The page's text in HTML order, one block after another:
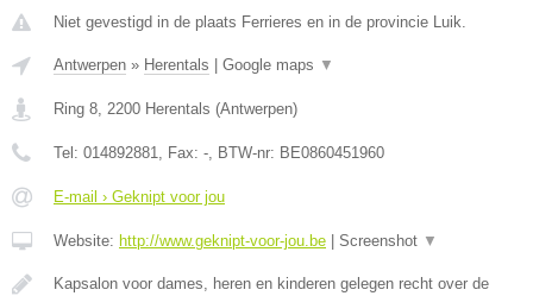
Niet gevestigd in de plaats Ferrieres en in de provincie Luik.
Antwerpen » Herentals Google maps ▼
Ring 8, 2200 Herentals (Antwerpen)
Tel: 014892881, Fax: -, BTW-nr: BE0860451960
E-mail › Geknipt voor jou
Website: http://www.geknipt-voor-jou.be Screenshot ▼
Kapsalon voor dames, heren en kinderen gelegen recht over de